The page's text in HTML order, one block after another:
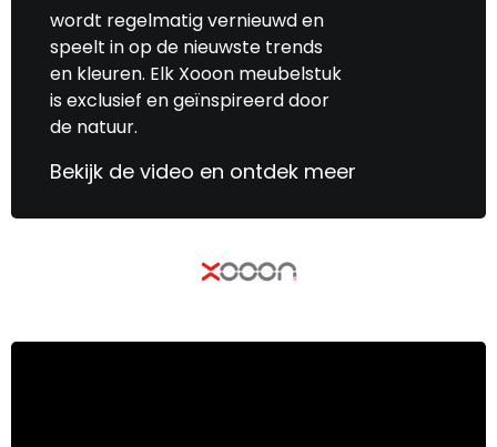
wordt regelmatig vernieuwd en
speelt in op de nieuwste trends
en kleuren. Elk Xooon meubelstuk
is exclusief en geïnspireerd door
de natuur.
Bekijk de video en ontdek meer